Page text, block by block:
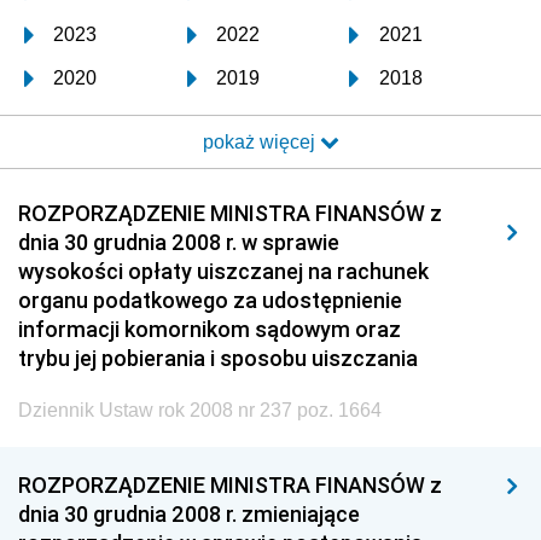
2023 2022 2021
2020 2019 2018
2017 2016 2015
2014 2013 2012
2011 2010 2009
2008 2007
2005 2004 2003
2002 2001 2000
1991
1990 1989
pokaż więcej
ROZPORZĄDZENIE MINISTRA FINANSÓW z
dnia 30 grudnia 2008 r. w sprawie
wysokości opłaty uiszczanej na rachunek
organu podatkowego za udostępnienie
informacji komornikom sądowym oraz
trybu jej pobierania i sposobu uiszczania
Dziennik Ustaw rok 2008 nr 237 poz. 1664
ROZPORZĄDZENIE MINISTRA FINANSÓW z
dnia 30 grudnia 2008 r. zmieniające